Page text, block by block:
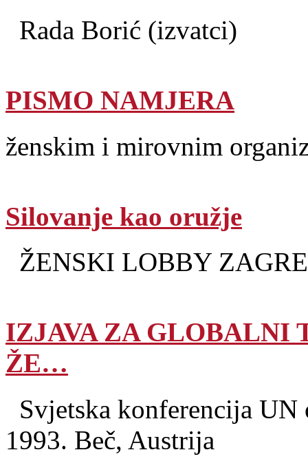
Rada Borić (izvatci)
PISMO NAMJERA
ženskim i mirovnim
Silovanje kao oružje
ŽENSKI LOBBY
IZJAVA ZA GLOBALNI
ŽE…
Svjetska konferencija
1993. Beč, Austrija